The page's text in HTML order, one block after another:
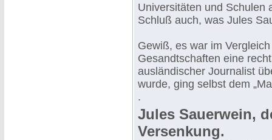
Universitäten und Schulen
Schluß auch, was Jules
Gewiß, es war im
Gesandtschaften eine
ausländischer Journalist
wurde, ging selbst dem
.
Jules Sauerwein,
Versenkung.